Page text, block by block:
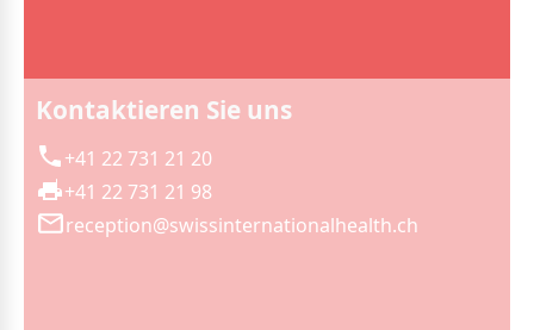
Kontaktieren Sie uns
+41 22 731 21 20
+41 22 731 21 98
reception@swissinternationalhealth.ch